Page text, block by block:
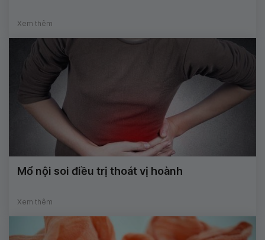
Xem thêm
Mổ nội soi điều trị thoát vị hoành
Xem thêm